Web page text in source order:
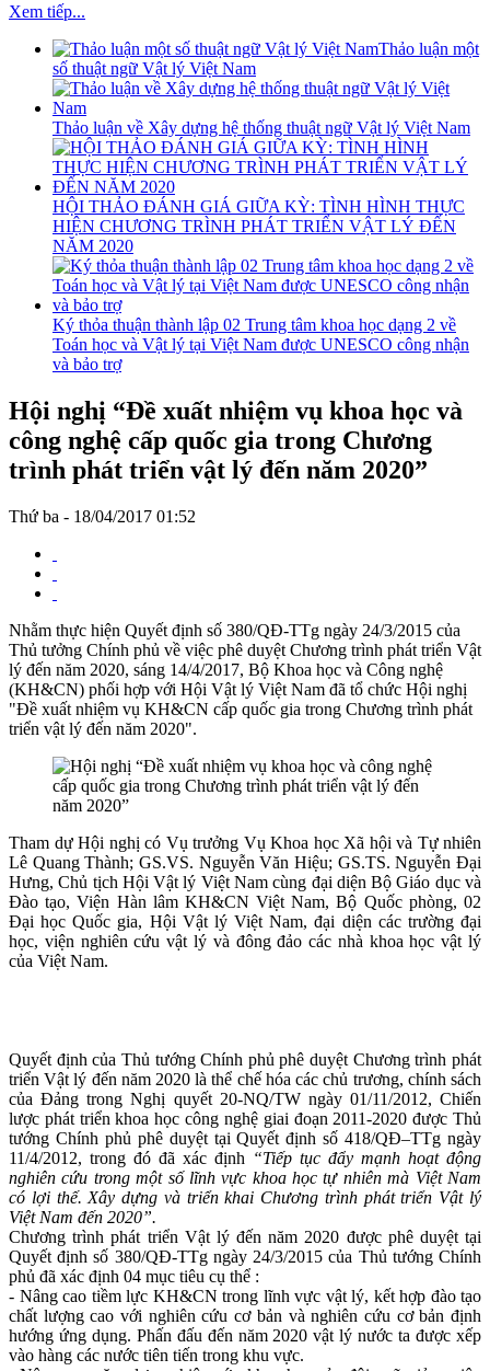
Xem tiếp...
Thảo luận một
số thuật ngữ Vật lý Việt Nam
Thảo luận về Xây dựng hệ thống thuật ngữ Vật lý Việt Nam
HỘI THẢO ĐÁNH GIÁ GIỮA KỲ: TÌNH HÌNH THỰC
HIỆN CHƯƠNG TRÌNH PHÁT TRIỂN VẬT LÝ ĐẾN
NĂM 2020
Ký thỏa thuận thành lập 02 Trung tâm khoa học dạng 2 về
Toán học và Vật lý tại Việt Nam được UNESCO công nhận
và bảo trợ
Hội nghị “Đề xuất nhiệm vụ khoa học và
công nghệ cấp quốc gia trong Chương
trình phát triển vật lý đến năm 2020”
Thứ ba - 18/04/2017 01:52
Nhằm thực hiện Quyết định số 380/QĐ-TTg ngày 24/3/2015 của
Thủ tưởng Chính phủ về việc phê duyệt Chương trình phát triển Vật
lý đến năm 2020, sáng 14/4/2017, Bộ Khoa học và Công nghệ
(KH&CN) phối hợp với Hội Vật lý Việt Nam đã tổ chức Hội nghị
"Đề xuất nhiệm vụ KH&CN cấp quốc gia trong Chương trình phát
triển vật lý đến năm 2020".
Tham dự Hội nghị có Vụ trưởng Vụ Khoa học Xã hội và Tự nhiên
Lê Quang Thành; GS.VS. Nguyễn Văn Hiệu; GS.TS. Nguyễn Đại
Hưng, Chủ tịch Hội Vật lý Việt Nam cùng đại diện Bộ Giáo dục và
Đào tạo, Viện Hàn lâm KH&CN Việt Nam, Bộ Quốc phòng, 02
Đại học Quốc gia, Hội Vật lý Việt Nam, đại diện các trường đại
học, viện nghiên cứu vật lý và đông đảo các nhà khoa học vật lý
của Việt Nam.
Quyết định của Thủ tướng Chính phủ phê duyệt Chương trình phát
triển Vật lý đến năm 2020 là thể chế hóa các chủ trương, chính sách
của Đảng trong Nghị quyết 20-NQ/TW ngày 01/11/2012, Chiến
lược phát triển khoa học công nghệ giai đoạn 2011-2020 được Thủ
tướng Chính phủ phê duyệt tại Quyết định số 418/QĐ–TTg ngày
11/4/2012, trong đó đã xác định “Tiếp tục đẩy mạnh hoạt động
nghiên cứu trong một số lĩnh vực khoa học tự nhiên mà Việt Nam
có lợi thế. Xây dựng và triển khai Chương trình phát triển Vật lý
Việt Nam đến 2020”.
Chương trình phát triển Vật lý đến năm 2020 được phê duyệt tại
Quyết định số 380/QĐ-TTg ngày 24/3/2015 của Thủ tướng Chính
phủ đã xác định 04 mục tiêu cụ thể :
- Nâng cao tiềm lực KH&CN trong lĩnh vực vật lý, kết hợp đào tạo
chất lượng cao với nghiên cứu cơ bản và nghiên cứu cơ bản định
hướng ứng dụng. Phấn đấu đến năm 2020 vật lý nước ta được xếp
vào hàng các nước tiên tiến trong khu vực.